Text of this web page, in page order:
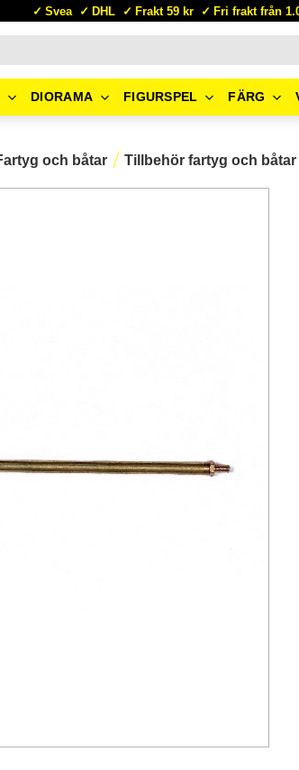
Svea DHL Frakt 59 kr Fri frakt från
DIORAMA FIGURSPEL FÄRG
och båtar Tillbehör fartyg och båtar